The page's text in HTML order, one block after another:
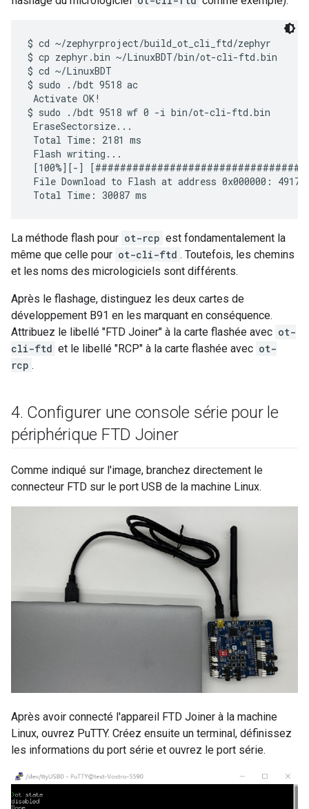
$ cd ~/zephyrproject/build_ot_cli_ftd/zephyr
$ cp zephyr.bin ~/LinuxBDT/bin/ot-cli-ftd.bin
$ cd ~/LinuxBDT
$ sudo ./bdt 9518 ac
Activate OK!
$ sudo ./bdt 9518 wf 0 -i bin/ot-cli-ftd.bin
EraseSectorsize...
Total Time: 2181 ms
Flash writing...
[100%][-]
File Download to Flash at address 0x000000:
La méthode flash pour ot-rcp est fondamentalement la
même que celle pour ot-cli-ftd . Toutefois, les chemins
et les noms des micrologiciels sont différents.
Après le flashage, distinguez les deux cartes de
développement B91 en les marquant en conséquence.
Attribuez le libellé "FTD Joiner" à la carte flashée avec ot-
cli-ftd et le libellé "RCP" à la carte flashée avec ot-
rcp .
4. Configurer une console série pour le
périphérique FTD Joiner
Comme indiqué sur l'image, branchez directement le
connecteur FTD sur le port USB de la machine Linux.
Après avoir connecté l'appareil FTD Joiner à la machine
Linux, ouvrez PuTTY. Créez ensuite un terminal, définissez
les informations du port série et ouvrez le port série.